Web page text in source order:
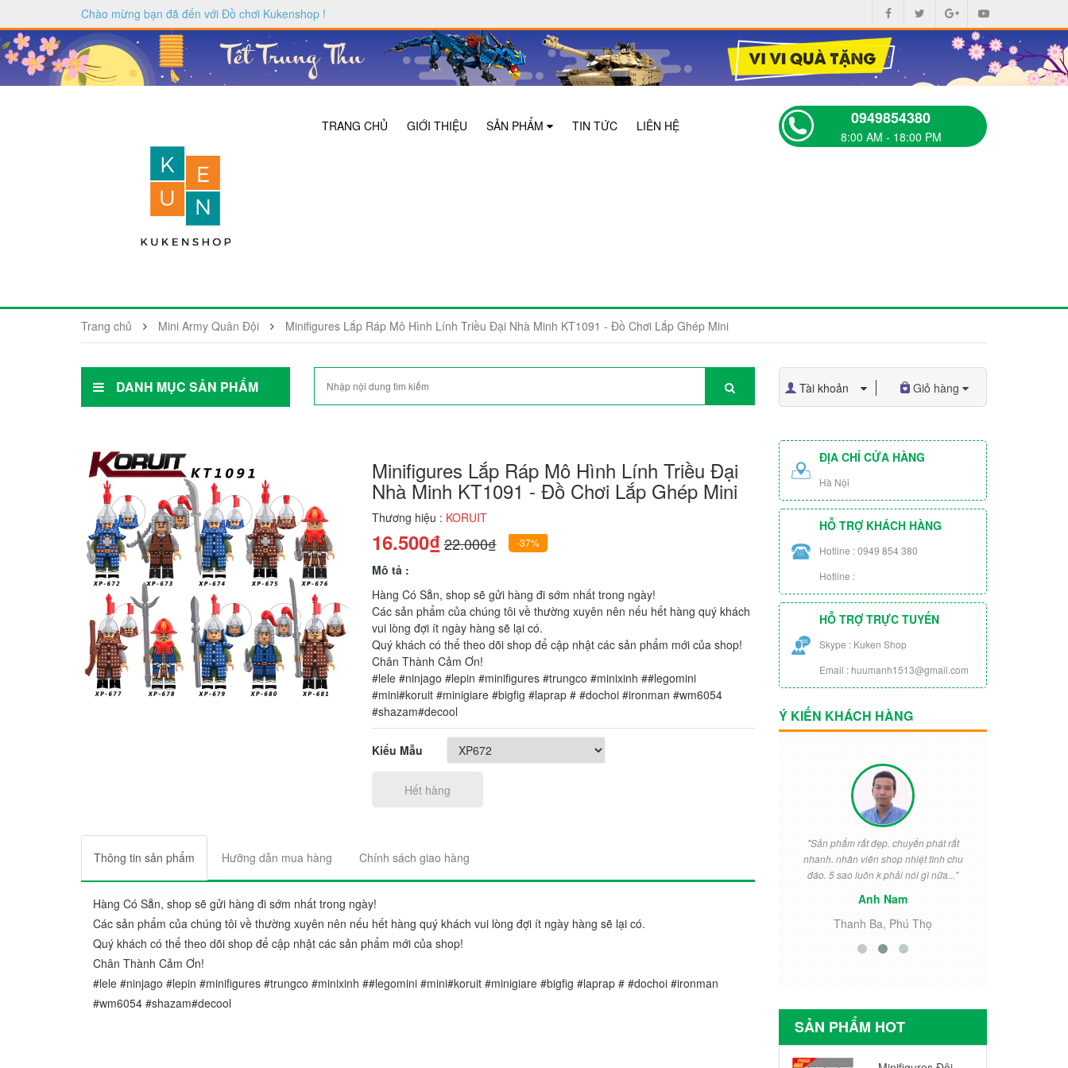
Chào mừng bạn đã đến với Đồ chơi Kukenshop !
TRANG CHỦ GIỚI THIỆU SẢN PHẨM TIN TỨC LIÊN HỆ 0949854380
8:00 AM - 18:00 PM
Trang chủ Mini Army Quân Đội Minifigures Lắp Ráp Mô Hình Lính Triều Đại Nhà Minh KT1091 - Đồ Chơi Lắp Ghép Mini
DANH MỤC SẢN PHẨM Tài khoản Giỏ hàng
Minifigures Lắp Ráp Mô Hình Lính Triều Đại
Nhà Minh KT1091 - Đồ Chơi Lắp Ghép Mini
Thương hiệu : KORUIT
16.500₫22.000₫ -37%
Mô tả :
Hàng Có Sẵn, shop sẽ gửi hàng đi sớm nhất trong ngày!
Các sản phẩm của chúng tôi về thường xuyên nên nếu hết hàng quý khách
vui lòng đợi ít ngày hàng sẽ lại có.
Quý khách có thể theo dõi shop để cập nhật các sản phẩm mới của shop!
Chân Thành Cảm Ơn!
#lele #ninjago #lepin #minifigures #trungco #minixinh ##legomini
#mini#koruit #minigiare #bigfig #laprap # #dochoi #ironman #wm6054
#shazam#decool
Kiểu Mẫu
Hết hàng
Thông tin sản phẩm Hưỡng dẫn mua hàng Chính sách giao hàng
Hàng Có Sẵn, shop sẽ gửi hàng đi sớm nhất trong ngày!
Các sản phẩm của chúng tôi về thường xuyên nên nếu hết hàng quý khách vui lòng đợi ít ngày hàng sẽ lại có.
Quý khách có thể theo dõi shop để cập nhật các sản phẩm mới của shop!
Chân Thành Cảm Ơn!
#lele #ninjago #lepin #minifigures #trungco #minixinh ##legomini #mini#koruit #minigiare #bigfig #laprap # #dochoi #ironman
#wm6054 #shazam#decool
ĐỊA CHỈ CỬA HÀNG
Hà Nội
HỖ TRỢ KHÁCH HÀNG
Hotline : 0949 854 380
Hotline :
HỖ TRỢ TRỰC TUYẾN
Skype : Kuken Shop
Email : huumanh1513@gmail.com
Ý KIẾN KHÁCH HÀNG
Cầu Giấy, Hà Nội
"Sản phẩm rất đẹp. chuyển phát rất
nhanh. nhân viên shop nhiệt tình chu
đáo. 5 sao luôn k phải nói gì nữa..."
Anh Nam
Thanh Ba, Phú Thọ
SẢN PHẨM HOT